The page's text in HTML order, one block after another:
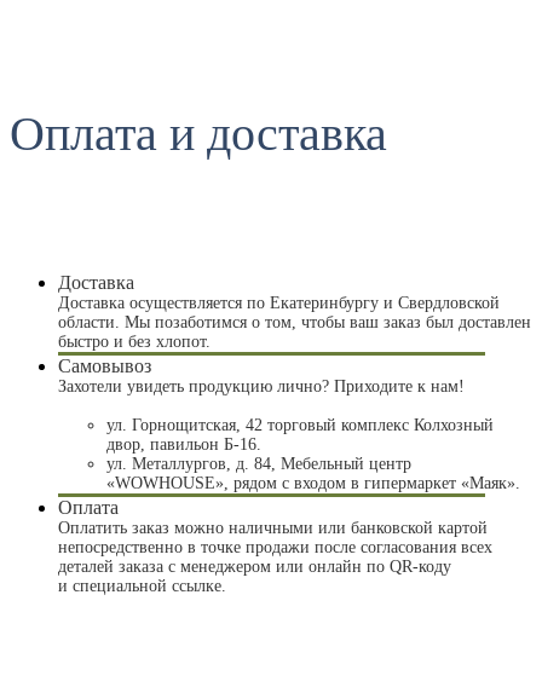
Оплата и доставка
Доставка
Доставка осуществляется по Екатеринбургу и Свердловской
области. Мы позаботимся о том, чтобы ваш заказ был доставлен
быстро и без хлопот.
Самовывоз
Захотели увидеть продукцию лично? Приходите к нам!
ул. Горнощитская, 42 торговый комплекс Колхозный
двор, павильон Б-16.
ул. Металлургов, д. 84, Мебельный центр
«WOWHOUSE», рядом с входом в гипермаркет «Маяк».
Оплата
Оплатить заказ можно наличными или банковской картой
непосредственно в точке продажи после согласования всех
деталей заказа с менеджером или онлайн по QR-коду
и специальной ссылке.